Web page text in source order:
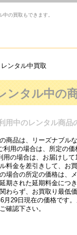
の買取もできます。
ンタル中買取
ンタル中の
用中のレンタル商品
商品は、リーズナブル
利用の場合は、所定の
用の場合は、お届けし
料金を差引きして、お
場合の所定の価格は、
期された延期料金につ
わらず、お買取り最低
6月29日現在の価格です
確認下さい。